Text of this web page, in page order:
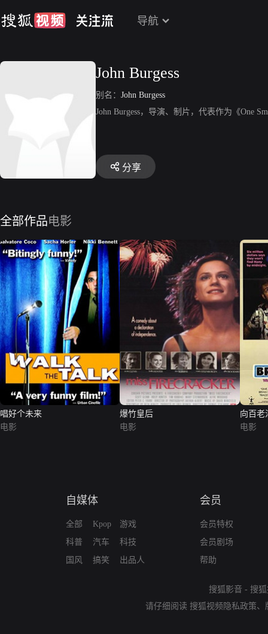
导航
John Burgess
别名： John Burgess
John Burgess，导演、制片，代表作为《One
分享
全部作品电影
唱好个未来
电影
爆竹皇后
电影
向百老
电影
自媒体
全部
科普
国风
Kpop
汽车
搞笑
游戏
科技
出品人
会员
会员特权
会员剧场
帮助
搜狐影音 - 搜
请仔细阅读 搜狐视频隐私政策、